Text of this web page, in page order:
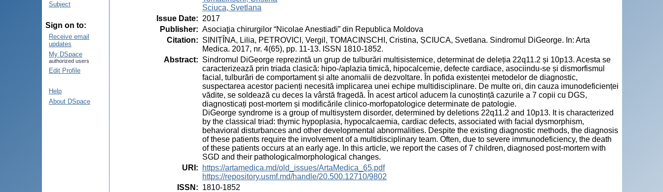
Subject
Sign on to:
Receive email
updates
My DSpace
authorized users
Edit Profile
Help
About DSpace
Șciuca, Svetlana
Issue Date: 2017
Publisher: Asociaţia chirurgilor “Nicolae Anestiadi” din Republica Moldova
Citation: SINIȚÎNA, Lilia, PETROVICI, Vergil, TOMACINSCHI, Cristina, ȘCIUCA, Svetlana. Sindromul DiGeorge. In: Arta
Medica. 2017, nr. 4(65), pp. 11-13. ISSN 1810-1852.
Abstract: Sindromul DiGeorge reprezintă un grup de tulburări multisistemice, determinat de deleția 22q11.2 și 10p13. Acesta se
caracterizează prin triada clasică: hipo-/aplazia timică, hipocalcemie, defecte cardiace, asociindu-se și dismorfismul
facial, tulburări de comportament și alte anomalii de dezvoltare. În pofida existenței metodelor de diagnostic,
suspectarea acestor pacienți necesită implicarea unei echipe multidisciplinare. De multe ori, din cauza imunodeficienței
vădite, se soldează cu deces la vârstă fragedă. În acest articol aducem la cunoștință cazurile a 7 copii cu DGS,
diagnosticați post-mortem și modificările clinico-morfopatologice determinate de patologie.
DiGeorge syndrome is a group of multisystem disorder, determined by deletions 22q11.2 and 10p13. It is characterized
by the classical triad: thymic hypoplasia, hypocalcaemia, cardiac defects, associated with facial dysmorphism,
behavioral disturbances and other developmental abnormalities. Despite the existing diagnostic methods, the diagnosis
of these patients require the involvement of a multidisciplinary team. Often, due to severe immunodeficiency, the death
of these patients occurs at an early age. In this article, we report the cases of 7 children, diagnosed post-mortem with
SGD and their pathologicalmorphological changes.
URI :
https://artamedica.md/old_issues/ArtaMedica_65.pdf
https://repository.usmf.md/handle/20.500.12710/9802
ISSN : 1810-1852